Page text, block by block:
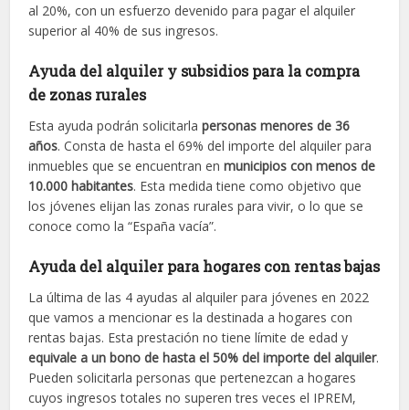
al 20%, con un esfuerzo devenido para pagar el alquiler
superior al 40% de sus ingresos.
Ayuda del alquiler y subsidios para la compra
de zonas rurales
Esta ayuda podrán solicitarlapersonas menores de 36
años. Consta de hasta el 69% del importe del alquiler para
inmuebles que se encuentran enmunicipios con menos de
10.000 habitantes. Esta medida tiene como objetivo que
los jóvenes elijan las zonas rurales para vivir, o lo que se
conoce como la “España vacía”.
Ayuda del alquiler para hogares con rentas bajas
La última de las 4 ayudas al alquiler para jóvenes en 2022
que vamos a mencionar es la destinada a hogares con
rentas bajas. Esta prestación no tiene límite de edad y
equivale a un bono de hasta el 50% del importe del alquiler.
Pueden solicitarla personas que pertenezcan a hogares
cuyos ingresos totales no superen tres veces el IPREM,